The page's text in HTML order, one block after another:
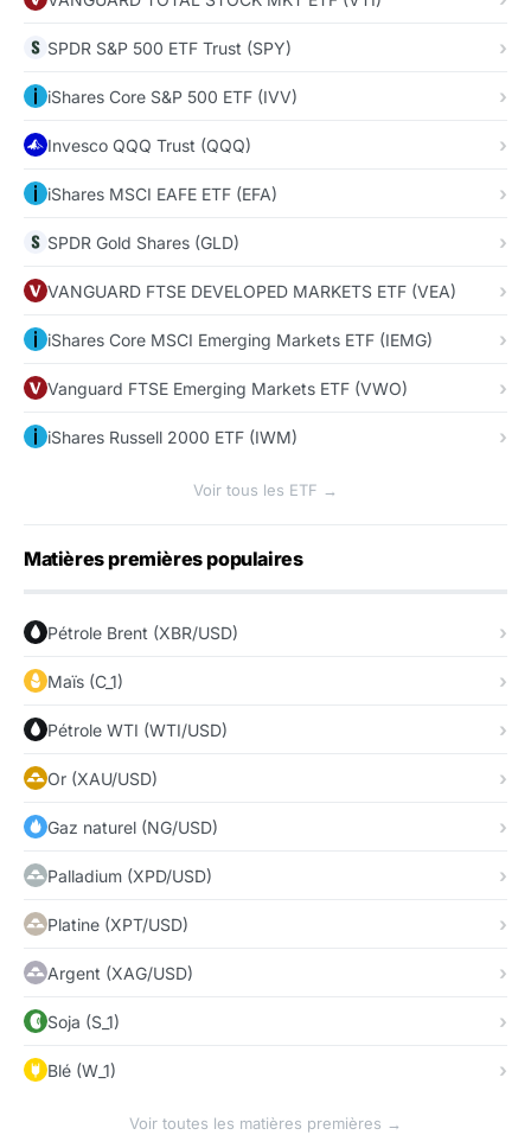
SPDR S&P 500 ETF Trust (SPY)
iShares Core S&P 500 ETF (IVV)
Invesco QQQ Trust (QQQ)
iShares MSCI EAFE ETF (EFA)
SPDR Gold Shares (GLD)
VANGUARD FTSE DEVELOPED MARKETS ETF (VEA)
iShares Core MSCI Emerging Markets ETF (IEMG)
Vanguard FTSE Emerging Markets ETF (VWO)
iShares Russell 2000 ETF (IWM)
Voir tous les ETF →
Matières premières populaires
Pétrole Brent (XBR/USD)
Maïs (C_1)
Pétrole WTI (WTI/USD)
Or (XAU/USD)
Gaz naturel (NG/USD)
Palladium (XPD/USD)
Platine (XPT/USD)
Argent (XAG/USD)
Soja (S_1)
Blé (W_1)
Voir toutes les matières premières →